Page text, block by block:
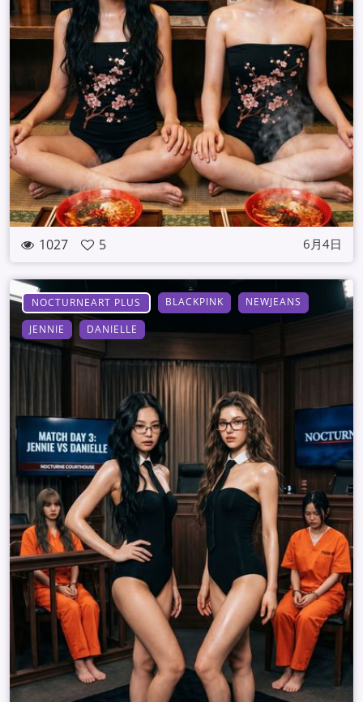
1027 5 6月4日
NOCTURNEART PLUS BLACKPINK
NEWJEANS
JENNIE
DANIELLE